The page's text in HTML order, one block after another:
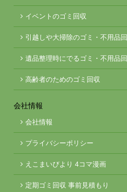
イベントのゴミ回収
引越しや大掃除のゴミ・不用品
遺品整理時にでるゴミ・不用品
高齢者のためのゴミ回収
会社情報
会社情報
プライバシーポリシー
えこまいびより 4コマ漫画
定期ゴミ回収 事前見積もり